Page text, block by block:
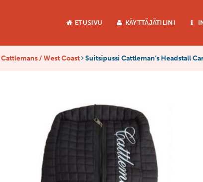
ETUSIVU KÄYTTÄJÄTILINI
Cattlemans / West Coast Suitsipussi Cattleman’s Headstall